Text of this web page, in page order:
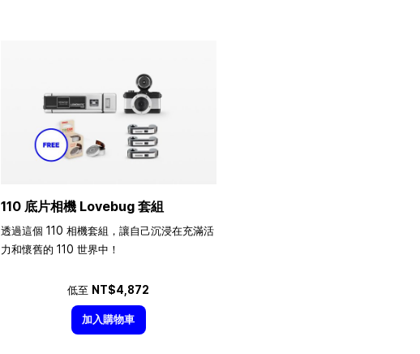
110 底片相機 Lovebug 套組
透過這個 110 相機套組，讓自己沉浸在充滿活
力和懷舊的 110 世界中！
低至 NT$4,872
加入購物車